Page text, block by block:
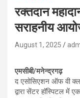
रक्तदान
सराहनीय
August 1, 2025
एमसीबी/मनेन्द्रगढ़
द एसोसिएशन ऑफ वी
द्वारा सेंटर हॉस्पिटल में